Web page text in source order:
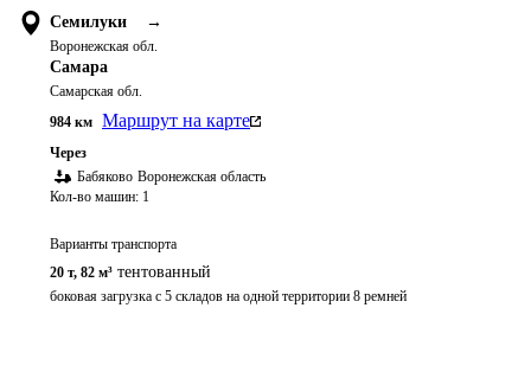
Семилуки →
Воронежская обл.
Самара
Самарская обл.
984 км Маршрут на карте
Через
Бабяково Воронежская область
Кол-во машин: 1
Варианты транспорта
20 т, 82 м³ тентованный
боковая загрузка с 5 складов на одной территории 8 ремней